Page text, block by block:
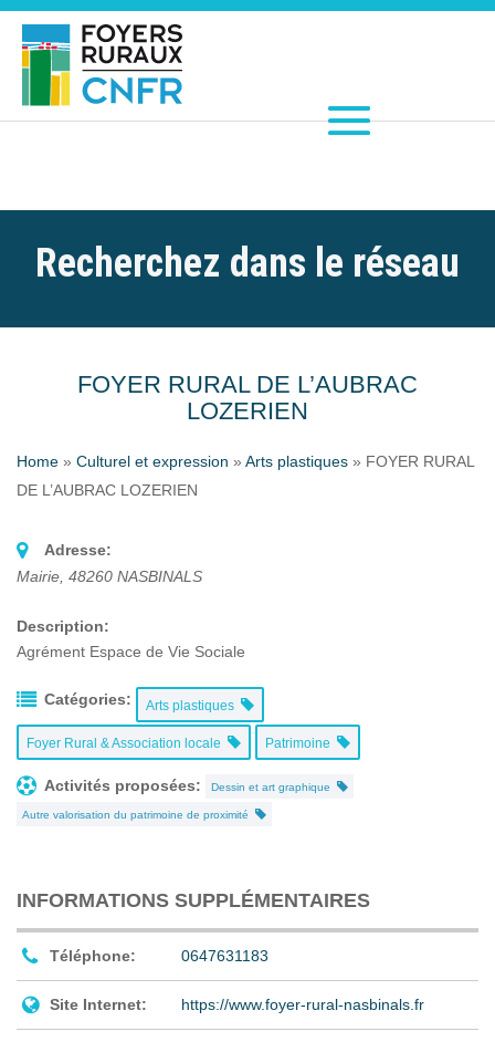
Recherchez dans le réseau
FOYER RURAL DE L’AUBRAC
LOZERIEN
Home » Culturel et expression » Arts plastiques » FOYER RURAL
DE L’AUBRAC LOZERIEN
Adresse:
Mairie 48260 NASBINALS
Description:
Agrément Espace de Vie Sociale
Catégories: Arts plastiques
Foyer Rural & Association locale Patrimoine
Activités proposées: Dessin et art graphique
Autre valorisation du patrimoine de proximité
INFORMATIONS SUPPLÉMENTAIRES
Téléphone: 0647631183
Site Internet: https://www.foyer-rural-nasbinals.fr